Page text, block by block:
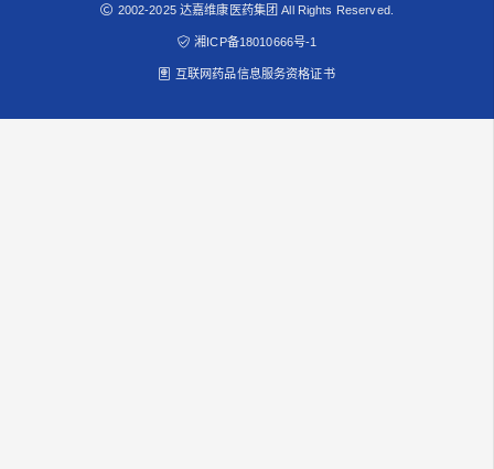
2002-2025 达嘉维康医药集团 All Rights Reserved.
湘ICP备18010666号-1
互联网药品信息服务资格证书